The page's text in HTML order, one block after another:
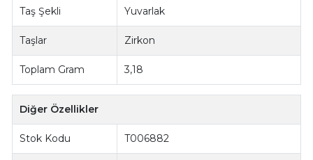
Taş Şekli Yuvarlak
Taşlar Zirkon
Toplam Gram 3,18
Diğer Özellikler
Stok Kodu T006882